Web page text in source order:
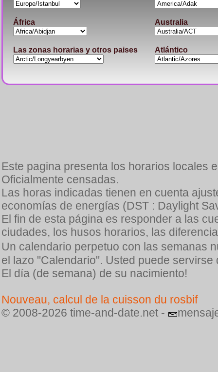
África Australia
Las zonas horarias y otros paises Atlántico
Este pagina presenta los horarios locales
Oficialmente censadas.
Las horas indicadas tienen en cuenta
economías de energías (DST : Daylight
El fin de esta página es responder a las
ciudades, los husos horarios, las
Un calendario perpetuo con las semanas
el lazo "Calendario". Usted puede
El día (de semana) de su nacimiento!
Nouveau, calcul de la cuisson du rosbif
© 2008-2026 time-and-date.net -